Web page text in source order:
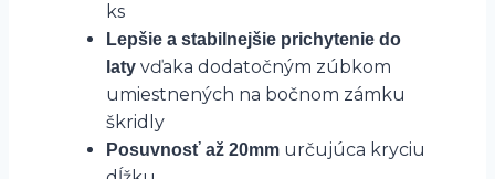
ks
Lepšie a stabilnejšie prichytenie do
laty vďaka dodatočným zúbkom
umiestnených na bočnom zámku
škridly
Posuvnosť až 20mm určujúca kryciu